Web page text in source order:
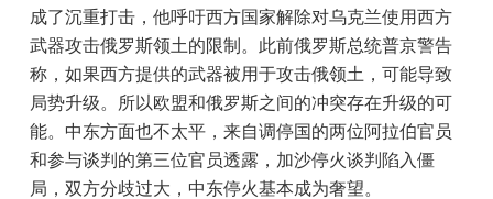
成了沉重打击，他呼吁西方国家解除对乌克兰使用西方
武器攻击俄罗斯领土的限制。此前俄罗斯总统普京警告
称，如果西方提供的武器被用于攻击俄领土，可能导致
局势升级。所以欧盟和俄罗斯之间的冲突存在升级的可
能。中东方面也不太平，来自调停国的两位阿拉伯官员
和参与谈判的第三位官员透露，加沙停火谈判陷入僵
局，双方分歧过大，中东停火基本成为奢望。